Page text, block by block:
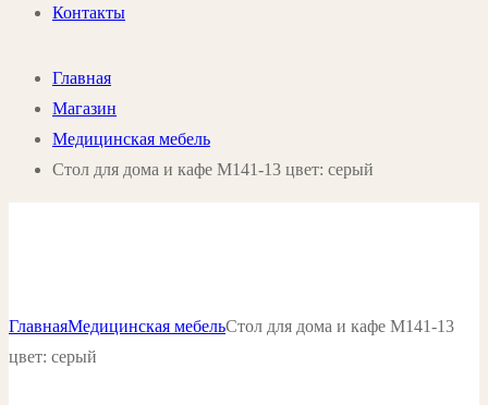
Контакты
Главная
Магазин
Медицинская мебель
Стол для дома и кафе М141-13 цвет: серый
ГлавнаяМедицинская мебельСтол для дома и кафе М141-13
цвет: серый